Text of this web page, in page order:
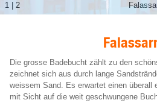
1 2
Die grosse Badebucht zählt zu den
zeichnet sich aus durch lange
weissem Sand. Es erwartet einen überall
mit Sicht auf die weit geschwungene